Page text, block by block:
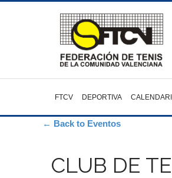
FTCV DEPORTIVA
← Back to Eventos
CLUB DE